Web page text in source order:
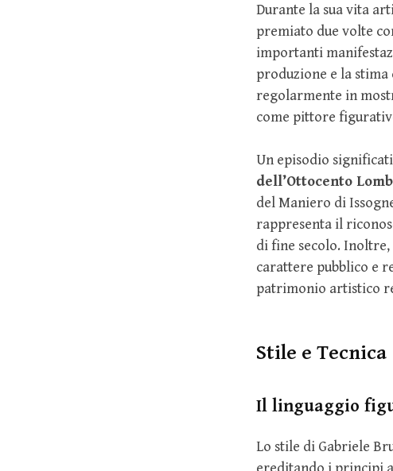
Durante la sua vita
premiato due volte
importanti
produzione e la
regolarmente in
come pittore
Un episodio
dell’Ottocento
del Maniero di
rappresenta il
di fine secolo.
carattere pubblico e
patrimonio artistico
Stile e Tecnica
Il linguaggio
Lo stile di Gabriele